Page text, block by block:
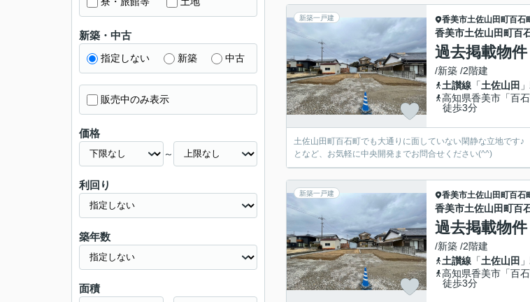
新築一戸建 香美市土佐山田町百石
香美市土佐山田町百
過去掲載物件
/新築 /2階建
土讃線 「土佐山田
高知県香美市「百
徒歩3分
土佐山田町百石町でも大通りに面していない閑静な立地です
となど、お気軽に中央開発までお問合せください(^^)
新築一戸建 香美市土佐山田町百石
香美市土佐山田町百
過去掲載物件
/新築 /2階建
土讃線 「土佐山田
高知県香美市「百
徒歩3分
新築・中古
指定しない 新築 中古
販売中のみ表示
価格
～
利回り
築年数
面積